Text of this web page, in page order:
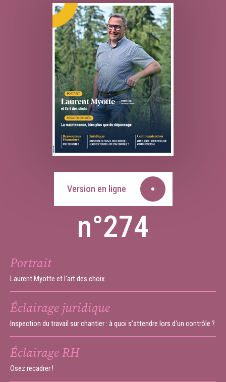
Version en ligne
n°274
Portrait
Laurent Myotte et l’art des choix
Éclairage juridique
Inspection du travail sur chantier : à quoi s'attendre lors d'un contrôle ?
Éclairage RH
Osez recadrer !